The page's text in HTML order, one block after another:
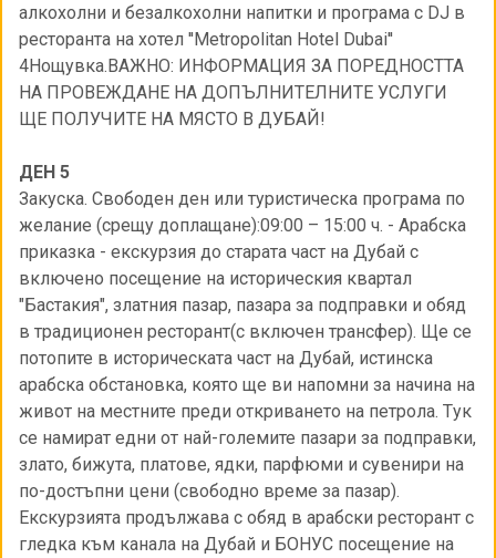
алкохолни и безалкохолни напитки и програма с DJ в
ресторанта на хотел ''Metropolitan Hotel Dubai''
4Нощувка.ВАЖНО: ИНФОРМАЦИЯ ЗА ПОРЕДНОСТТА
НА ПРОВЕЖДАНЕ НА ДОПЪЛНИТЕЛНИТЕ УСЛУГИ
ЩЕ ПОЛУЧИТЕ НА МЯСТО В ДУБАЙ!
ДЕН 5
Закуска. Свободен ден или туристическа програма по
желание (срещу доплащане):09:00 – 15:00 ч. - Арабска
приказка - екскурзия до старата част на Дубай с
включено посещение на историческия квартал
"Бастакия", златния пазар, пазара за подправки и обяд
в традиционен ресторант(с включен трансфер). Ще се
потопите в историческата част на Дубай, истинска
арабска обстановка, която ще ви напомни за начина на
живот на местните преди откриването на петрола. Tук
се намират едни от най-големите пазари за подправки,
злато, бижута, платове, ядки, парфюми и сувенири на
по-достъпни цени (свободно време за пазар).
Екскурзията продължава с обяд в арабски ресторант с
гледка към канала на Дубай и БОНУС посещение на